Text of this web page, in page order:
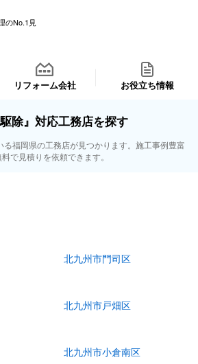
のNo.1見
リフォーム会社 お役立ち情報
除』対応工務店を探す
る福岡県の工務店が見つかります。施工事例豊富
で見積りを依頼できます。
北九州市門司区
北九州市戸畑区
北九州市小倉南区